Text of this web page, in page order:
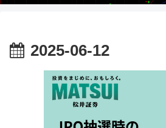
2025-06-12